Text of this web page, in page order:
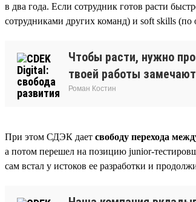
в два года. Если сотрудник готов расти
сотрудниками других команд) и soft skills
Чтобы расти, нужно
твоей работы замечают
Роман Костин
При этом СДЭК дает свободу перехода
а потом перешел на позицию junior-
сам встал у истоков ее разработки и